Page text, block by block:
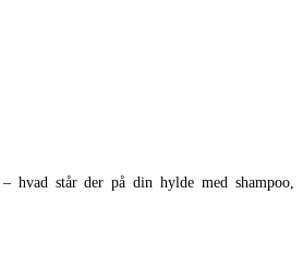
hvad står der på din hylde med shampoo,